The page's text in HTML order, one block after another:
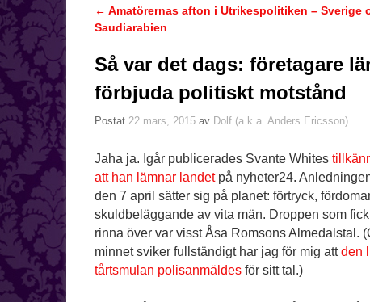
Inläggsnavigering
← Amatörernas afton i Utrikespolitiken – Sverige
Saudiarabien
Så var det dags: företagare
förbjuda politiskt motstånd
Postat 22 mars, 2015 av Dolf (a.k.a. Anders Ericsson)
Jaha ja. Igår publicerades Svante Whites
att han lämnar landetpå nyheter24.
den 7 april sätter sig på planet: förtryck,
skuldbeläggande av vita män. Droppen som
rinna över var visst Åsa Romsons Almedalstal.
minnet sviker fullständigt har jag för mig attden
tårtsmulan polisanmäldes för sitt tal.)